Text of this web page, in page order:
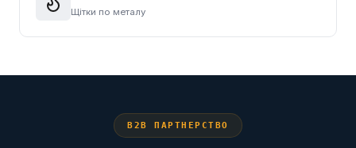
Щітки по металу
B2B ПАРТНЕРСТВО